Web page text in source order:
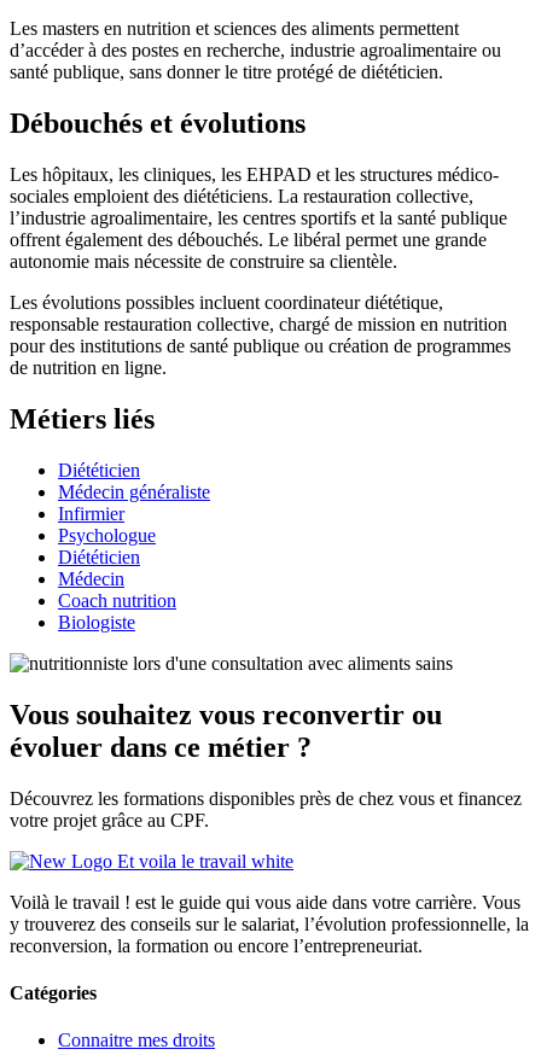
Les masters en nutrition et sciences des aliments permettent
d’accéder à des postes en recherche, industrie agroalimentaire ou
santé publique, sans donner le titre protégé de diététicien.
Débouchés et évolutions
Les hôpitaux, les cliniques, les EHPAD et les structures médico-
sociales emploient des diététiciens. La restauration collective,
l’industrie agroalimentaire, les centres sportifs et la santé publique
offrent également des débouchés. Le libéral permet une grande
autonomie mais nécessite de construire sa clientèle.
Les évolutions possibles incluent coordinateur diététique,
responsable restauration collective, chargé de mission en nutrition
pour des institutions de santé publique ou création de programmes
de nutrition en ligne.
Métiers liés
Diététicien
Médecin généraliste
Infirmier
Psychologue
Diététicien
Médecin
Coach nutrition
Biologiste
Vous souhaitez vous reconvertir ou
évoluer dans ce métier ?
Découvrez les formations disponibles près de chez vous et financez
votre projet grâce au CPF.
Voilà le travail ! est le guide qui vous aide dans votre carrière. Vous
y trouverez des conseils sur le salariat, l’évolution professionnelle, la
reconversion, la formation ou encore l’entrepreneuriat.
Catégories
Connaitre mes droits